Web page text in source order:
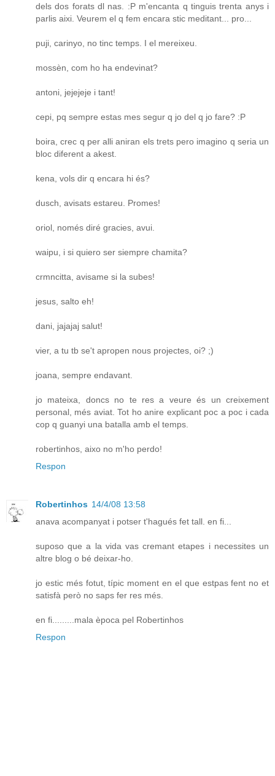
dels dos forats dl nas. :P m'encanta q tinguis trenta anys i
parlis aixi. Veurem el q fem encara stic meditant... pro...
puji, carinyo, no tinc temps. I el mereixeu.
mossèn, com ho ha endevinat?
antoni, jejejeje i tant!
cepi, pq sempre estas mes segur q jo del q jo fare? :P
boira, crec q per alli aniran els trets pero imagino q seria un
bloc diferent a akest.
kena, vols dir q encara hi és?
dusch, avisats estareu. Promes!
oriol, només diré gracies, avui.
waipu, i si quiero ser siempre chamita?
crmncitta, avisame si la subes!
jesus, salto eh!
dani, jajajaj salut!
vier, a tu tb se't apropen nous projectes, oi? ;)
joana, sempre endavant.
jo mateixa, doncs no te res a veure és un creixement
personal, més aviat. Tot ho anire explicant poc a poc i cada
cop q guanyi una batalla amb el temps.
robertinhos, aixo no m'ho perdo!
Respon
Robertinhos 14/4/08 13:58
anava acompanyat i potser t'hagués fet tall. en fi...
suposo que a la vida vas cremant etapes i necessites un
altre blog o bé deixar-ho.
jo estic més fotut, típic moment en el que estpas fent no et
satisfà però no saps fer res més.
en fi.........mala època pel Robertinhos
Respon